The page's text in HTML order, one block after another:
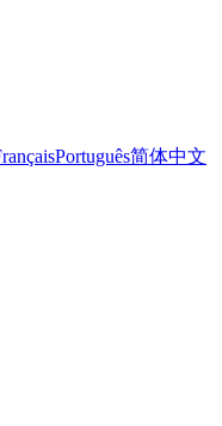
Português简体中文